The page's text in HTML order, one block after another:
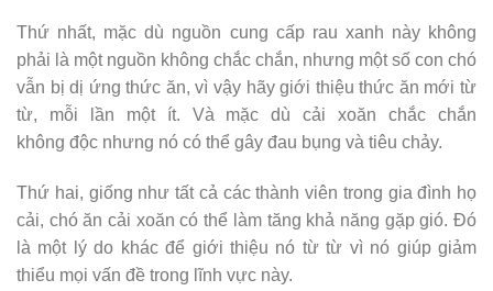
Thứ nhất, mặc dù nguồn cung cấp rau xanh này không
phải là một nguồn không chắc chắn, nhưng một số con chó
vẫn bị dị ứng thức ăn, vì vậy hãy giới thiệu thức ăn mới từ
từ, mỗi lần một ít. Và mặc dù cải xoăn chắc chắn
không độc nhưng nó có thể gây đau bụng và tiêu chảy.
Thứ hai, giống như tất cả các thành viên trong gia đình họ
cải, chó ăn cải xoăn có thể làm tăng khả năng gặp gió. Đó
là một lý do khác để giới thiệu nó từ từ vì nó giúp giảm
thiểu mọi vấn đề trong lĩnh vực này.